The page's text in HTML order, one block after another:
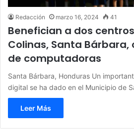
Redacción marzo 16, 2024 41
Benefician a dos
Colinas, Santa
de computadoras
Santa Bárbara, Honduras Un
digital se ha dado en el Municipio de
Leer Más